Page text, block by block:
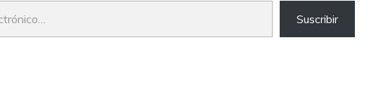
Suscribir